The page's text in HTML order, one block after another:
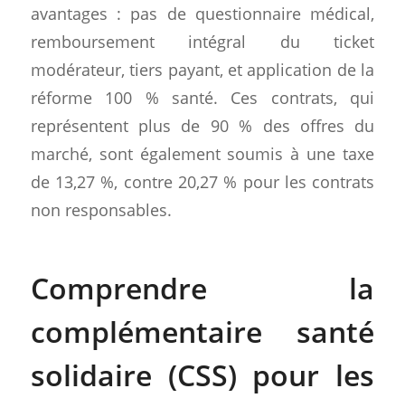
avantages : pas de questionnaire médical,
remboursement intégral du ticket
modérateur, tiers payant, et application de la
réforme 100 % santé. Ces contrats, qui
représentent plus de 90 % des offres du
marché, sont également soumis à une taxe
de 13,27 %, contre 20,27 % pour les contrats
non responsables.
Comprendre la
complémentaire santé
solidaire (CSS) pour les